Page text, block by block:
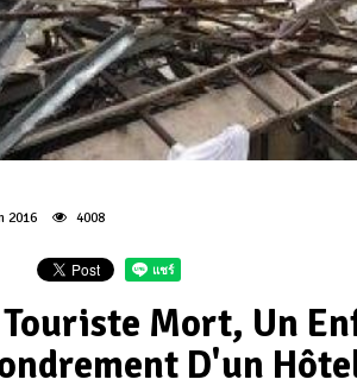
2016 4008
Mort, Un
D'un